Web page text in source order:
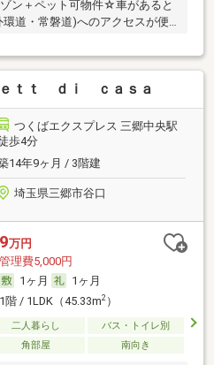
ン＋ペット可物件☆車があると
道・常磐道)へのアクセスが便…
ｅｔｔ ｄｉ ｃａｓａ
つくばエクスプレス 三郷中央駅
歩4分
14年9ヶ月 / 3階建
埼玉県三郷市谷口
9万円
管理費5,000円
1ヶ月
1ヶ月
1階 / 1LDK（45.33m2）
二人暮らし
バス・トイレ別
角部屋 南向き